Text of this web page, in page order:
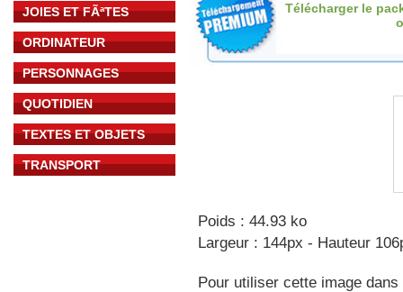
JOIES ET FÃªTES
ORDINATEUR
PERSONNAGES
QUOTIDIEN
TEXTES ET OBJETS
TRANSPORT
Télécharger le
Poids : 44.93 ko
Largeur : 144px - Hauteur
Pour utiliser cette image